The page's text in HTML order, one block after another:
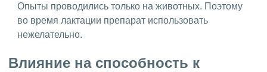
Опыты проводились только на животных. Поэтому
во время лактации препарат использовать
нежелательно.
Влияние на способность к